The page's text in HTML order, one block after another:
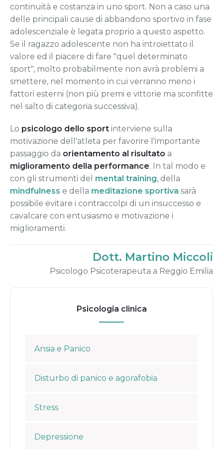
continuità e costanza in uno sport. Non a caso una
delle principali cause di abbandono sportivo in fase
adolescenziale è legata proprio a questo aspetto.
Se il ragazzo adolescente non ha introiettato il
valore ed il piacere di fare "quel determinato
sport", molto probabilmente non avrà problemi a
smettere, nel momento in cui verranno meno i
fattori esterni (non più premi e vittorie ma sconfitte
nel salto di categoria successiva).
Lo psicologo dello sport interviene sulla
motivazione dell'atleta per favorire l'importante
passaggio da orientamento al risultato a
miglioramento della performance. In tal modo e
con gli strumenti del mental training, della
mindfulness e della meditazione sportiva sarà
possibile evitare i contraccolpi di un insuccesso e
cavalcare con entusiasmo e motivazione i
miglioramenti.
Dott. Martino Miccoli
Psicologo Psicoterapeuta a Reggio Emilia
Psicologia clinica
Ansia e Panico
Disturbo di panico e agorafobia
Stress
Depressione